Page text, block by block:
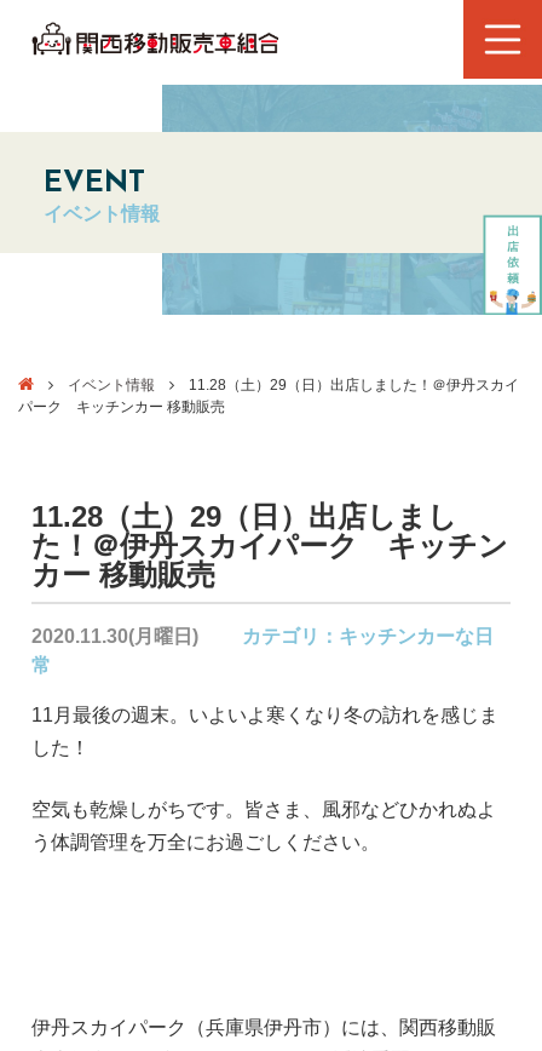
EVENT
イベント情報
イベント情報
11.28（土）29（日）出店しました！＠伊丹スカイ
パーク キッチンカー 移動販売
11.28（土）29（日）出店しまし
た！＠伊丹スカイパーク キッチン
カー 移動販売
2020.11.30(月曜日) カテゴリ： キッチンカーな日
常
11月最後の週末。いよいよ寒くなり冬の訪れを感じま
した！
空気も乾燥しがちです。皆さま、風邪などひかれぬよ
う体調管理を万全にお過ごしください。
伊丹スカイパーク（兵庫県伊丹市）には、関西移動販